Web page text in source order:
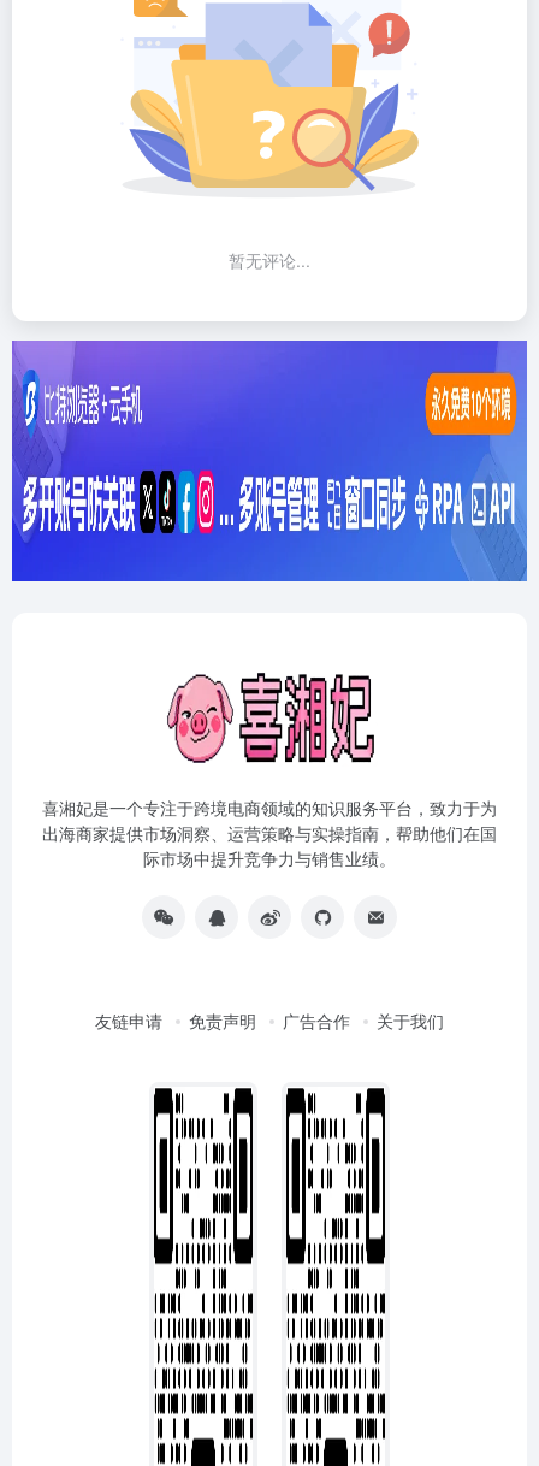
暂无评论...
喜湘妃是一个专注于跨境电商领域的知识服务平台，致力于为
出海商家提供市场洞察、运营策略与实操指南，帮助他们在国
际市场中提升竞争力与销售业绩。
友链申请 免责声明 广告合作 关于我们